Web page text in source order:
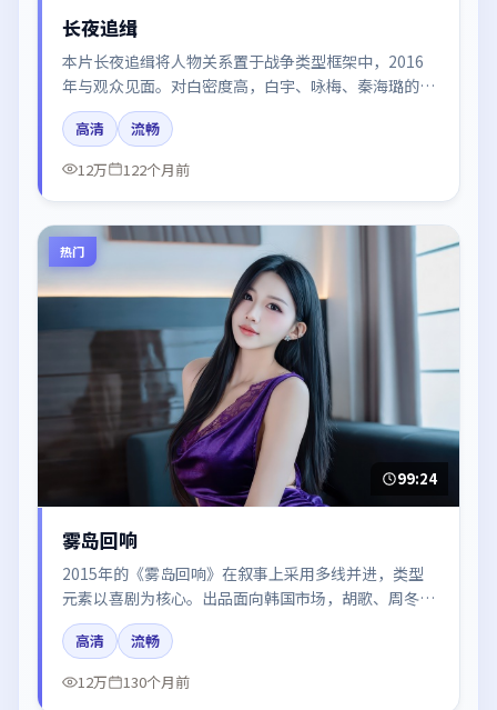
长夜追缉
本片长夜追缉将人物关系置于战争类型框架中，2016
年与观众见面。对白密度高，白宇、咏梅、秦海璐的台
词节奏值得关注；整体气质偏中国香港都市与冷色调摄
影。
高清
流畅
12万
122个月前
热门
99:24
雾岛回响
2015年的《雾岛回响》在叙事上采用多线并进，类型
元素以喜剧为核心。出品面向韩国市场，胡歌、周冬
雨、张子枫、王凯所饰角色推动关键反转，结尾留白引
发讨论。
高清
流畅
12万
130个月前